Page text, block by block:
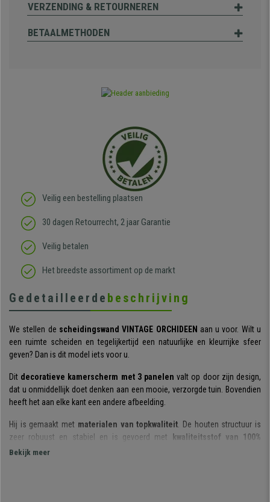
VERZENDING & RETOURNEREN
BETAALMETHODEN
Veilig een bestelling plaatsen
30 dagen Retourrecht, 2 jaar Garantie
Veilig betalen
Het breedste assortiment op de markt
Gedetailleerde beschrijving
We stellen de scheidingswand VINTAGE ORCHIDEEN aan u voor. Wilt u
een ruimte scheiden en tegelijkertijd een natuurlijke en kleurrijke sfeer
geven? Dan is dit model iets voor u.
Dit decoratieve kamerscherm met 3 panelen valt op door zijn design,
dat u onmiddellijk doet denken aan een mooie, verzorgde tuin. Bovendien
heeft het aan elke kant een andere afbeelding.
Hij is gemaakt met materialen van topkwaliteit. De houten structuur is
zeer robuust en stabiel en is gevoerd met kwaliteitsstof van 100%
polyester.
Bekijk meer